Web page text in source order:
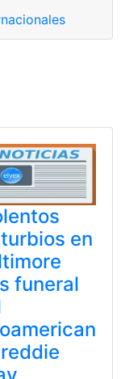
en
funeral